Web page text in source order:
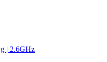
| 2.6GHz